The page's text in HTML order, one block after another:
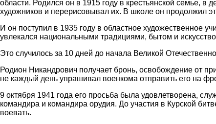
области. Родился он в 1915 году в крестьянской семье, в
художников и перерисовывал их. В школе он продолжил
И он поступил в 1935 году в областное художественное
увлекался национальными традициями, бытом и
Это случилось за 10 дней до начала Великой
Родион Никандрович получает бронь, освобождение от
не каждый день упрашивал военкома отправить его на
9 октября 1941 года его просьба была удовлетворена,
командира и командира орудия. До участия в Курской
воевать.